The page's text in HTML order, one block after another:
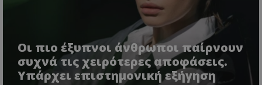
Οι πιο έξυπνοι άνθρωποι παίρνουν
συχνά τις χειρότερες αποφάσεις.
Υπάρχει επιστημονική εξήγηση